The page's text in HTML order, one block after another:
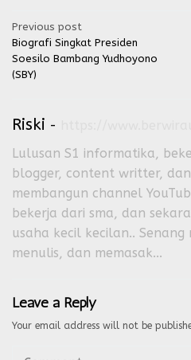
Post
navigation
Previous post
Biografi Singkat Presiden
Soesilo Bambang Yudhoyono
(SBY)
Riski -
Lulusan S1 informatika,
blogger, content writter,
membangun channel
bekerja dari sma, dan
usaha kecil kecilan.. Senang
menulis, dan memasak...
Leave a Reply
Your email address will not be